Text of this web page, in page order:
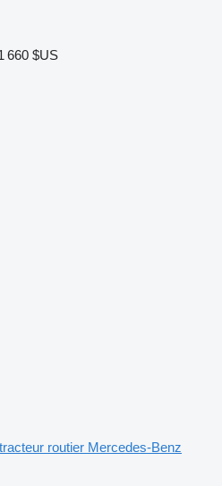
660 $US
tracteur routier Mercedes-Benz